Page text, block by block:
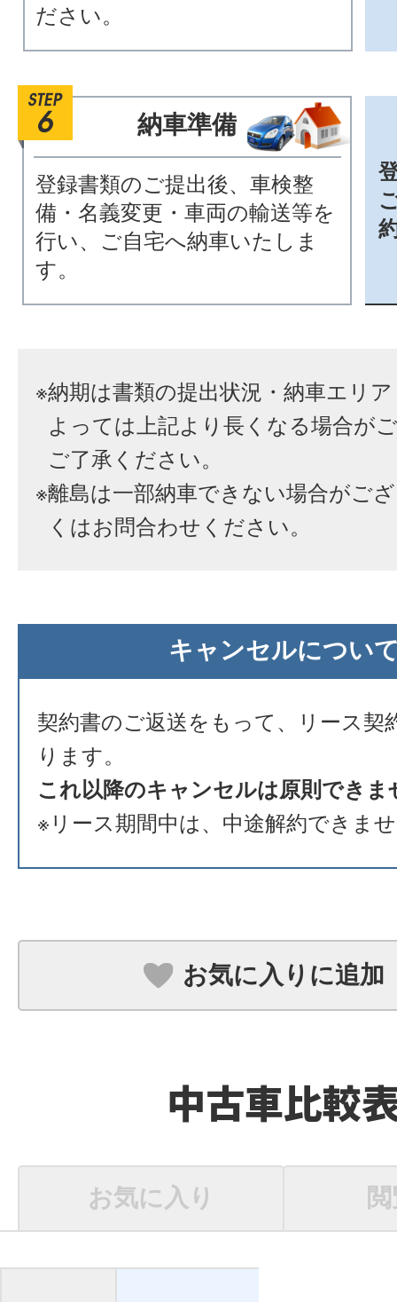
ださい。
納車準備
登録書類のご提出後、車検整
備・名義変更・車両の輸送等を
行い、ご自宅へ納車いたしま
す。
※納期は書類の提出状況・納車エリ
よっては上記より長くなる場合が
ご了承ください。
※離島は一部納車できない場合がご
くはお問合わせください。
キャンセルについ
契約書のご返送をもって、リース契
ります。
これ以降のキャンセルは原則できま
※リース期間中は、中途解約できま
お気に入りに追加
中古車比較
お気に入り